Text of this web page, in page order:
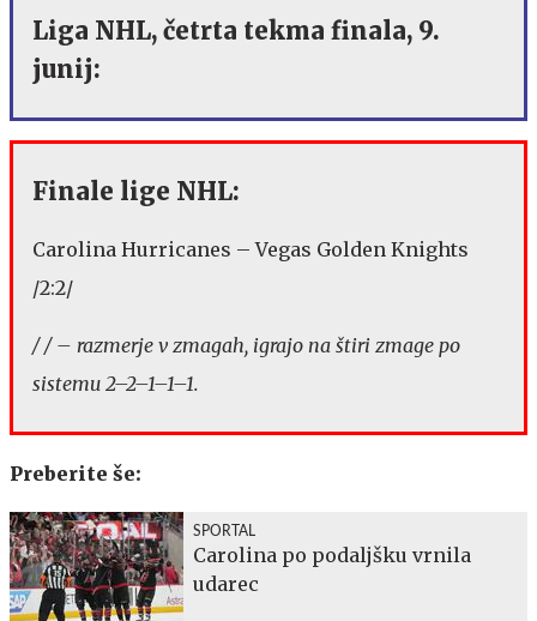
Liga NHL, četrta tekma finala, 9.
junij:
Finale lige NHL:
Carolina Hurricanes – Vegas Golden Knights
/2:2/
/ / – razmerje v zmagah, igrajo na štiri zmage po
sistemu 2–2–1–1–1.
Preberite še:
SPORTAL
Carolina po podaljšku vrnila
udarec